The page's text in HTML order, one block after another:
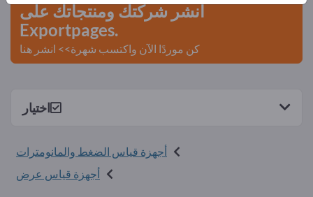
انشر شركتك ومنتجاتك على
Exportpages.
كن موردًا الآن واكتسب شهرة>> انشر هنا
اختيار
أجهزة قياس الضغط والمانومترات
أجهزة قياس عرض